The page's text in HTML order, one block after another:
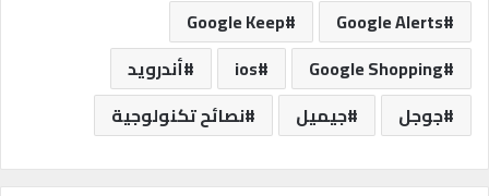
Google Alerts
Google Keep
Google Shopping
ios
أندرويد
جوجل
جيميل نصائح تكنولوجية